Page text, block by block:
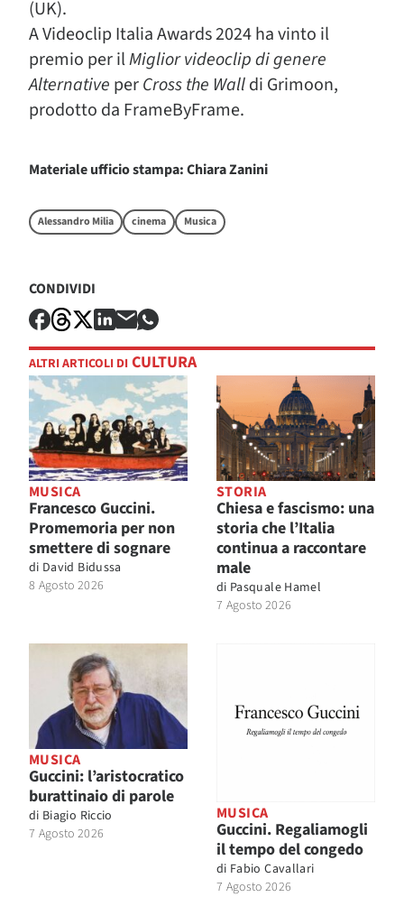
(UK).
A Videoclip Italia Awards 2024 ha vinto il
premio per ilMiglior videoclip di genere
Alternative perCross the Walldi Grimoon,
prodotto da FrameByFrame.
Materiale ufficio stampa: Chiara Zanini
Alessandro Milia cinema Musica
CONDIVIDI
ALTRI ARTICOLI DI CULTURA
MUSICA
Francesco Guccini.
Promemoria per non
smettere di sognare
di David Bidussa
8 Agosto 2026
STORIA
Chiesa e fascismo: una
storia che l’Italia
continua a raccontare
male
di Pasquale Hamel
7 Agosto 2026
MUSICA
Guccini: l’aristocratico
burattinaio di parole
di Biagio Riccio
7 Agosto 2026
MUSICA
Guccini. Regaliamogli
il tempo del congedo
di Fabio Cavallari
7 Agosto 2026